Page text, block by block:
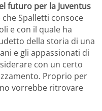
futuro per la Juventus
Spalletti consoce
e con il quale ha
della storia di una
e gli appassionati di
con un certo
Proprio per
vorrebbe ritrovare